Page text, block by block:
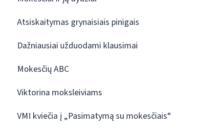
Atsiskaitymas grynaisiais pinigais
Dažniausiai užduodami klausimai
Mokesčių ABC
Viktorina moksleiviams
VMI kviečia į „Pasimatymą su mokesčiais“